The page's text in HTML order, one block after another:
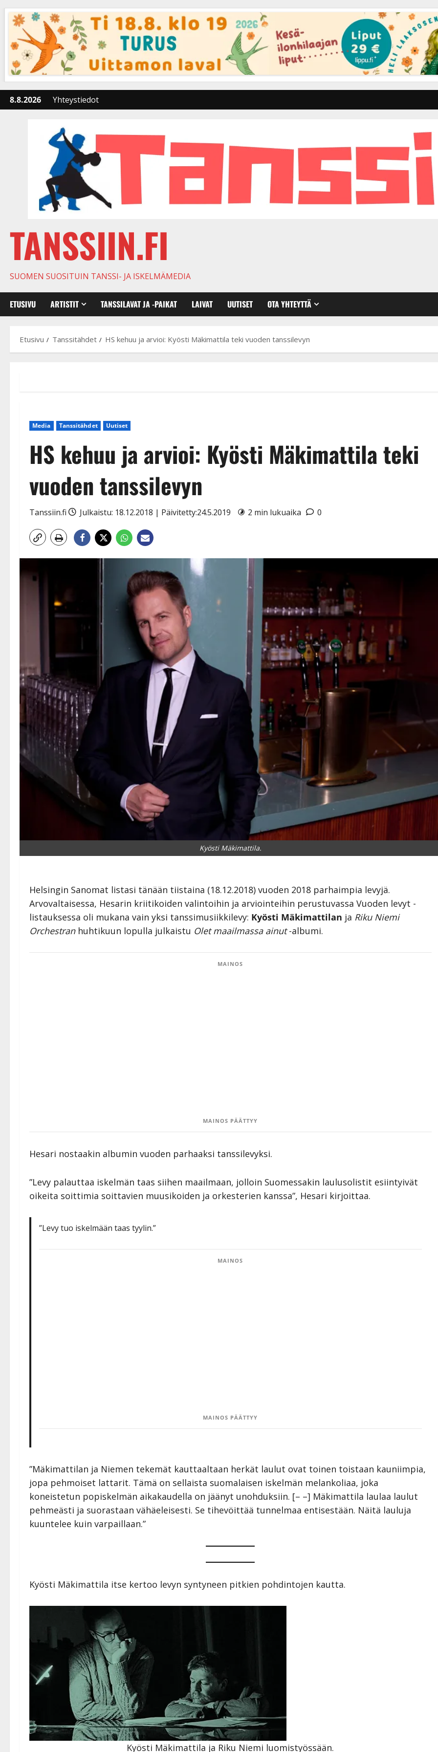
content
8.8.2026 Yhteystiedot
TANSSIIN.FI
SUOMEN SUOSITUIN TANSSI- JA ISKELMÄMEDIA
ETUSIVU ARTISTIT TANSSILAVAT JA -PAIKAT LAIVAT UUTISET OTA YHTEYTTÄ
Etusivu Tanssitähdet HS kehuu ja arvioi: Kyösti Mäkimattila teki vuoden tanssilevyn
Media Tanssitähdet Uutiset
HS kehuu ja arvioi: Kyösti Mäkimattila teki
vuoden tanssilevyn
Tanssiin.fi Julkaistu: 18.12.2018 | Päivitetty:24.5.2019 2 min lukuaika 0
Kyösti Mäkimattila.
Helsingin Sanomat listasi tänään tiistaina (18.12.2018) vuoden 2018 parhaimpia levyjä.
Arvovaltaisessa, Hesarin kriitikoiden valintoihin ja arviointeihin perustuvassa Vuoden levyt -
listauksessa oli mukana vain yksi tanssimusiikkilevy: Kyösti Mäkimattilan ja Riku Niemi
Orchestranhuhtikuun lopulla julkaistu Olet maailmassa ainut-albumi.
MAINOS
MAINOS PÄÄTTYY
Hesari nostaakin albumin vuoden parhaaksi tanssilevyksi.
”Levy palauttaa iskelmän taas siihen maailmaan, jolloin Suomessakin laulusolistit esiintyivät
oikeita soittimia soittavien muusikoiden ja orkesterien kanssa”, Hesari kirjoittaa.
”Levy tuo iskelmään taas tyylin.”
MAINOS
MAINOS PÄÄTTYY
”Mäkimattilan ja Niemen tekemät kauttaaltaan herkät laulut ovat toinen toistaan kauniimpia,
jopa pehmoiset lattarit. Tämä on sellaista suomalaisen iskelmän melankoliaa, joka
koneistetun popiskelmän aikakaudella on jäänyt unohduksiin. [– –] Mäkimattila laulaa laulut
pehmeästi ja suorastaan vähäeleisesti. Se tihevöittää tunnelmaa entisestään. Näitä lauluja
kuuntelee kuin varpaillaan.”
Kyösti Mäkimattila itse kertoo levyn syntyneen pitkien pohdintojen kautta.
Kyösti Mäkimattila ja Riku Niemi luomistyössään.